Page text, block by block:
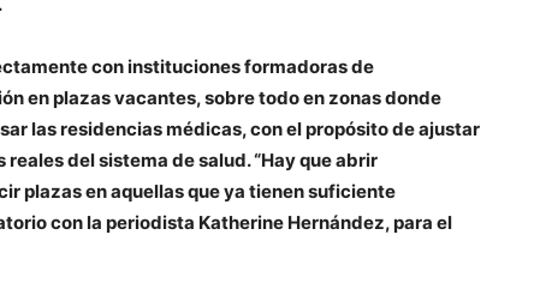
con instituciones formadoras de
en plazas vacantes, sobre todo en zonas donde
las residencias médicas, con el propósito de ajustar
del sistema de salud. “Hay que abrir
plazas en aquellas que ya tienen suficiente
con la periodista Katherine Hernández, para el